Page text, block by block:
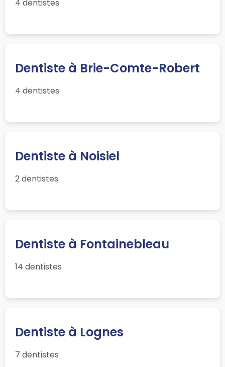
4 dentistes
Dentiste à Brie-Comte-Robert
4 dentistes
Dentiste à Noisiel
2 dentistes
Dentiste à Fontainebleau
14 dentistes
Dentiste à Lognes
7 dentistes